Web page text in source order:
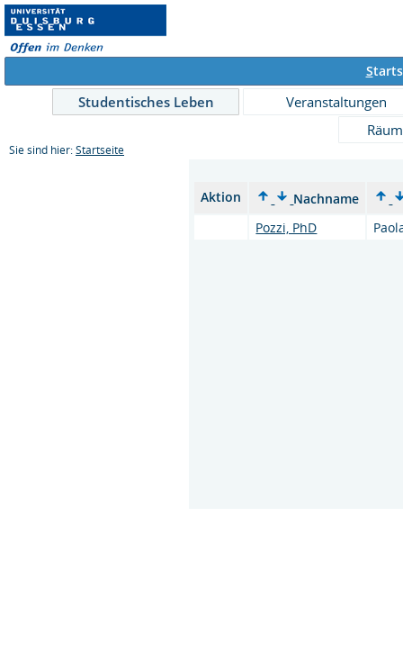
S
Studentisches Leben
Veranstaltungen
Sie sind hier: Startseite
Aktion
Nachname
Pozzi, PhD